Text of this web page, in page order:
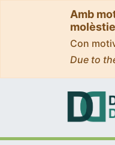
Amb
Con
Due to